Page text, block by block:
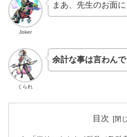
Joker
まあ、先生のお面
くられ
余計な事は言わんで
目次